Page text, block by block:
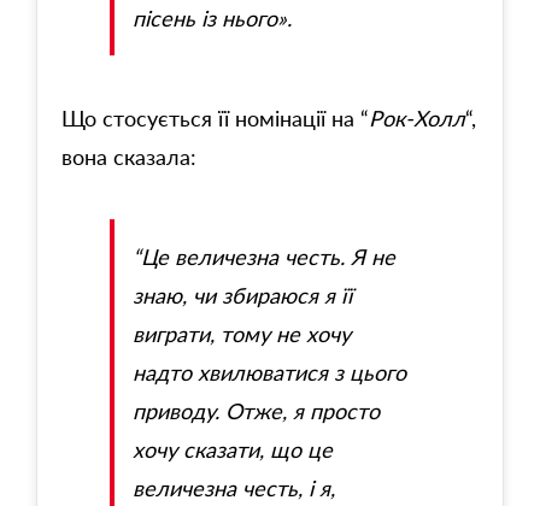
пісень із нього».
Що стосується її номінації на “Рок-Холл“,
вона сказала:
“Це величезна честь. Я не
знаю, чи збираюся я її
виграти, тому не хочу
надто хвилюватися з цього
приводу. Отже, я просто
хочу сказати, що це
величезна честь, і я,